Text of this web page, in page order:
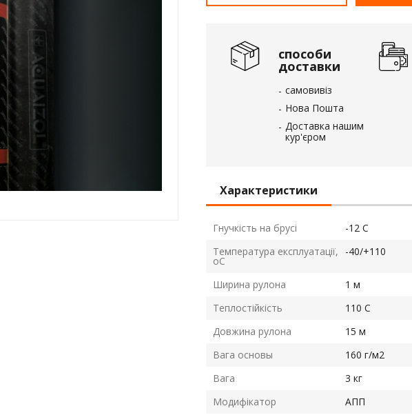
способи
доставки
самовивіз
Нова Пошта
Доставка нашим
кур'єром
Характеристики
Гнучкість на брусі
-12 С
Температура експлуатації,
оС
-40/+110
Ширина рулона
1 м
Теплостійкість
110 С
Довжина рулона
15 м
Вага основы
160 г/м2
Вага
3 кг
Модифікатор
АПП